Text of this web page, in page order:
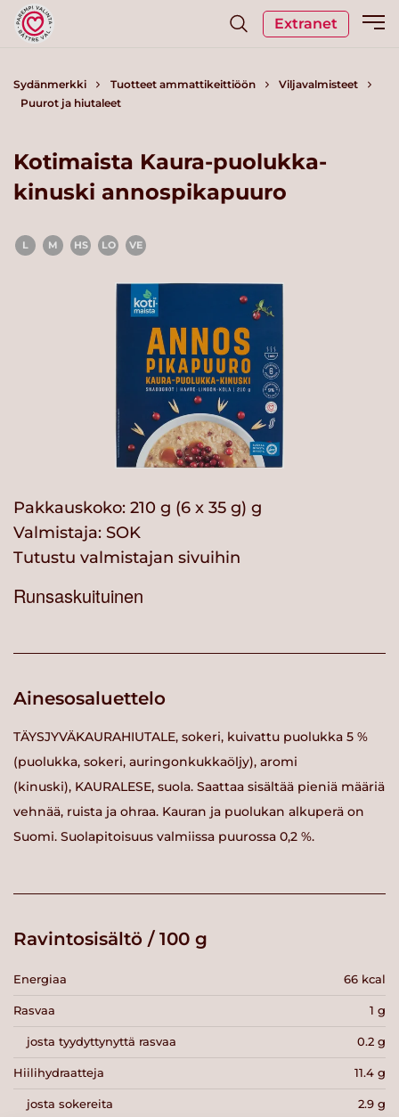
Extranet
Sydänmerkki Tuotteet ammattikeittiöön
Viljavalmisteet
Puurot ja hiutaleet
Kotimaista Kaura-puolukka-
kinuski annospikapuuro
L M HS LO VE
Pakkauskoko: 210 g (6 x 35 g) g
Valmistaja: SOK
Tutustu valmistajan sivuihin
Runsaskuituinen
Ainesosaluettelo
TÄYSJYVÄKAURAHIUTALE, sokeri, kuivattu puolukka 5 %
(puolukka, sokeri, auringonkukkaöljy), aromi
(kinuski), KAURALESE, suola. Saattaa sisältää pieniä määriä
vehnää, ruista ja ohraa. Kauran ja puolukan alkuperä on
Suomi. Suolapitoisuus valmiissa puurossa 0,2 %.
Ravintosisältö / 100 g
Energiaa 66 kcal
Rasvaa 1 g
josta tyydyttynyttä rasvaa 0.2 g
Hiilihydraatteja 11.4 g
josta sokereita 2.9 g